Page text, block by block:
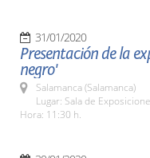
31/01/2020
Presentación de la
negro'
Salamanca (Salamanca)
Lugar: Sala de
Hora: 11:30 h.